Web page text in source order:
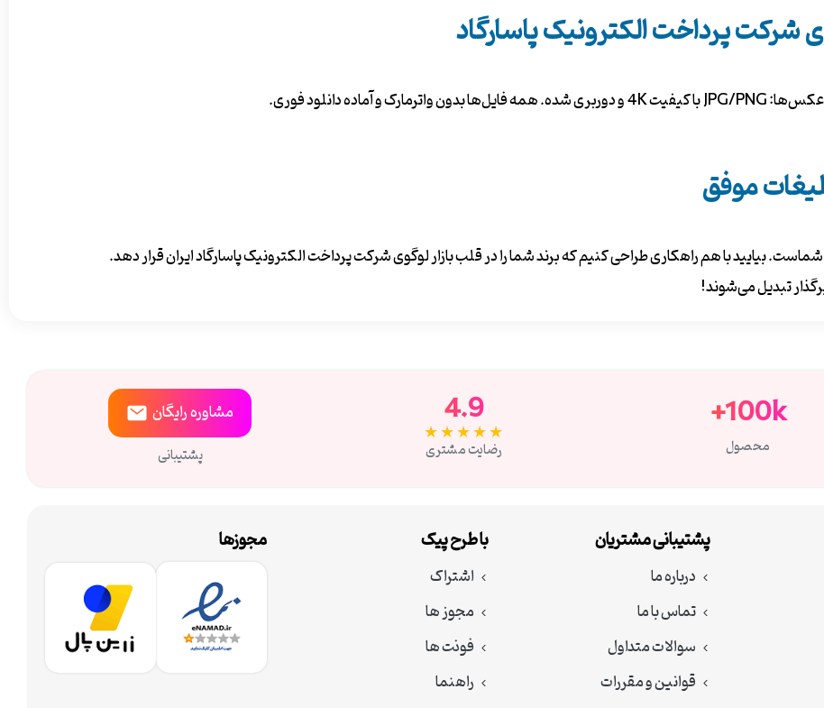
پرداخت الکترونیک پاسارگاد
موفق
بیایید با هم راهکاری طراحی کنیم که برند شما را در قلب بازار لوگوی شرکت پرداخت الکترونیک پاسارگاد ایران قرار دهد.
تبدیل می‌شوند!
100k+
محصول
4.9
★★★★★
رضایت مشتری
مشاورهرایگان
پشتیبانی
پشتیبانی مشتریان
درباره ما
تماس با ما
سوالات متداول
قوانین و مقررات
با طرح پیک
اشتراک
مجوز ها
فونت ها
راهنما
مجوزها